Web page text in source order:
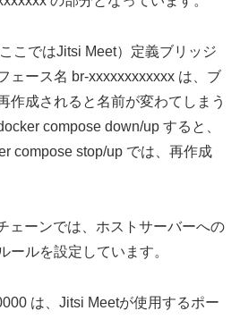
こではJitsi Meet）定義ブリッジ
ェース名 br-xxxxxxxxxxxx は、ブ
作成されると名前が変わてしまう
compose down/up すると、
compose stop/up では、再作成
ェーンでは、ホストサーバーへの
ールを設定しています。
は、Jitsi Meetが使用するポー